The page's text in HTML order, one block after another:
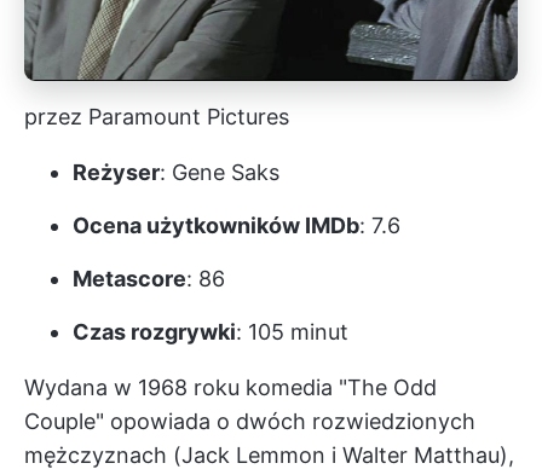
przez Paramount Pictures
Reżyser: Gene Saks
Ocena użytkowników IMDb: 7.6
Metascore: 86
Czas rozgrywki: 105 minut
Wydana w 1968 roku komedia "The Odd
Couple" opowiada o dwóch rozwiedzionych
mężczyznach (Jack Lemmon i Walter Matthau),